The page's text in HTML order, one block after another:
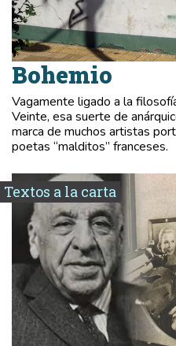
Bohemio
Vagamente ligado a la
Veinte, esa suerte de
marca de muchos artistas
poetas “malditos” franceses.
Textos a la carta